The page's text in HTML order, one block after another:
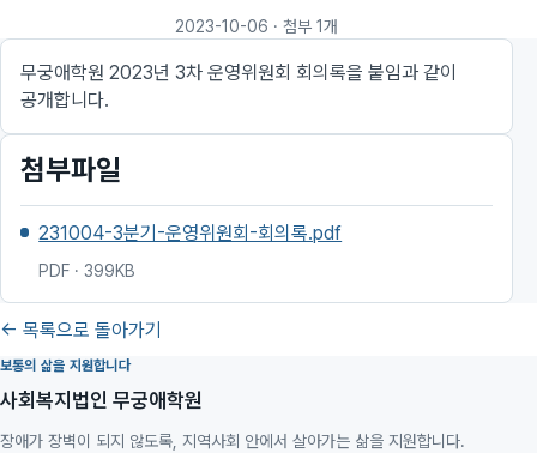
2023-10-06 · 첨부 1개
무궁애학원 2023년 3차 운영위원회 회의록을 붙임과 같이
공개합니다.
첨부파일
231004-3분기-운영위원회-회의록.pdf
PDF · 399KB
← 목록으로 돌아가기
보통의 삶을 지원합니다
사회복지법인 무궁애학원
장애가 장벽이 되지 않도록, 지역사회 안에서 살아가는 삶을 지원합니다.